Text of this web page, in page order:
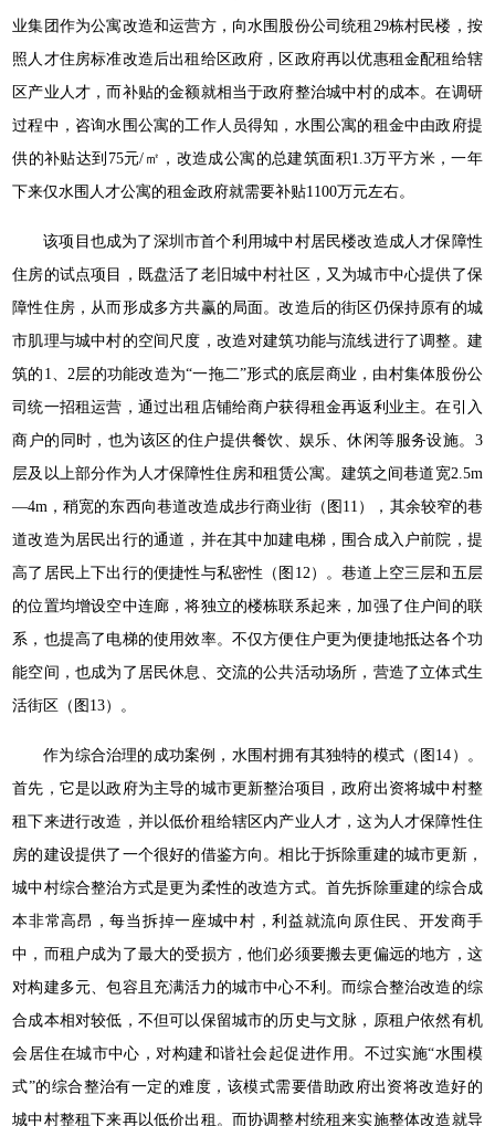
业集团作为公寓改造和运营方，向水围股份公司统租29栋村民楼，按
照人才住房标准改造后出租给区政府，区政府再以优惠租金配租给辖
区产业人才，而补贴的金额就相当于政府整治城中村的成本。在调研
过程中，咨询水围公寓的工作人员得知，水围公寓的租金中由政府提
供的补贴达到75元/㎡，改造成公寓的总建筑面积1.3万平方米，一年
下来仅水围人才公寓的租金政府就需要补贴1100万元左右。
该项目也成为了深圳市首个利用城中村居民楼改造成人才保障性
住房的试点项目，既盘活了老旧城中村社区，又为城市中心提供了保
障性住房，从而形成多方共赢的局面。改造后的街区仍保持原有的城
市肌理与城中村的空间尺度，改造对建筑功能与流线进行了调整。建
筑的1、2层的功能改造为“一拖二”形式的底层商业，由村集体股份公
司统一招租运营，通过出租店铺给商户获得租金再返利业主。在引入
商户的同时，也为该区的住户提供餐饮、娱乐、休闲等服务设施。3
层及以上部分作为人才保障性住房和租赁公寓。建筑之间巷道宽2.5m
—4m，稍宽的东西向巷道改造成步行商业街（图11），其余较窄的巷
道改造为居民出行的通道，并在其中加建电梯，围合成入户前院，提
高了居民上下出行的便捷性与私密性（图12）。巷道上空三层和五层
的位置均增设空中连廊，将独立的楼栋联系起来，加强了住户间的联
系，也提高了电梯的使用效率。不仅方便住户更为便捷地抵达各个功
能空间，也成为了居民休息、交流的公共活动场所，营造了立体式生
活街区（图13）。
作为综合治理的成功案例，水围村拥有其独特的模式（图14）。
首先，它是以政府为主导的城市更新整治项目，政府出资将城中村整
租下来进行改造，并以低价租给辖区内产业人才，这为人才保障性住
房的建设提供了一个很好的借鉴方向。相比于拆除重建的城市更新，
城中村综合整治方式是更为柔性的改造方式。首先拆除重建的综合成
本非常高昂，每当拆掉一座城中村，利益就流向原住民、开发商手
中，而租户成为了最大的受损方，他们必须要搬去更偏远的地方，这
对构建多元、包容且充满活力的城市中心不利。而综合整治改造的综
合成本相对较低，不但可以保留城市的历史与文脉，原租户依然有机
会居住在城市中心，对构建和谐社会起促进作用。不过实施“水围模
式”的综合整治有一定的难度，该模式需要借助政府出资将改造好的
城中村整租下来再以低价出租。而协调整村统租来实施整体改造就导